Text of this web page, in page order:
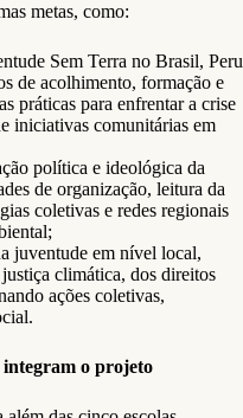
metas, como:
Sem Terra no Brasil, Peru
de acolhimento, formação e
práticas para enfrentar a crise
iniciativas comunitárias em
política e ideológica da
de organização, leitura da
coletivas e redes regionais
juventude em nível local,
climática, dos direitos
ações coletivas,
integram o projeto